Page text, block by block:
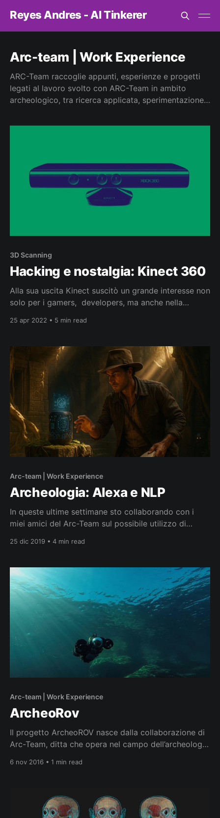
Reyes Andres - AI Tinkerer
Arc-team | Work Experience
ARC-Team raccoglie appunti, esperienze e progetti
legati al lavoro svolto con ARC-Team in ambito
archeologico, tra ricerca applicata, sperimentazione
documentazione digitale alla sensoristica, dall’AI alla
3D Scanning
Hacking e nostalgia: Kinect 360
Alla sua uscita Kinect suscitò un grande interesse non
solo per i gamers, developers, ma anche nella
robotica, della realtà virtuale (VR), della realtà
tracking, hand tracking e gestures. Durante il mese di
marzo mentre navigavo su
25 apr 2022 • 5 min read
Arc-team | Work Experience
Archeologia: Alexa e NLP
In queste ultime settimane sto collaborando con i
miei amici del Arc-Team sul possibile utilizzo di
Culturali (Cultural Heritage). Abbiamo deciso quindi
l’archeologo durante il lavoro sul campo. Apri Arc
Team manager
25 dic 2019 • 4 min read
Arc-team | Work Experience
ArcheoRov
Il progetto ArcheoROV nasce dalla collaborazione di
Arc-Team, ditta che opera nel campo dell’archeologia
6 nov 2016 • 1 min read